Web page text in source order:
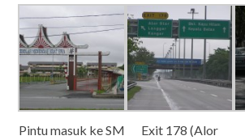
Pintu masuk ke SM
Exit 178 (Alor